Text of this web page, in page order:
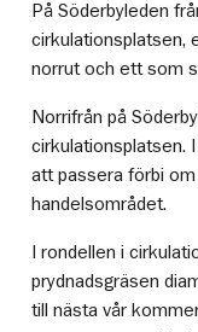
På Söderbyleden
cirkulationsplatsen,
norrut och ett som
Norrifrån på
cirkulationsplatsen.
att passera förbi
handelsområdet.
I rondellen i
prydnadsgräsen
till nästa vår